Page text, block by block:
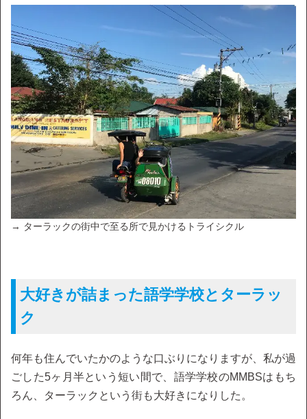
→ ターラックの街中で至る所で見かけるトライシクル
大好きが詰まった語学学校とターラッ
ク
何年も住んでいたかのような口ぶりになりますが、私が過
ごした5ヶ月半という短い間で、語学学校のMMBSはもち
ろん、ターラックという街も大好きになりした。